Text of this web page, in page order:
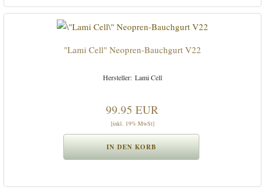
"Lami Cell" Neopren-Bauchgurt V22
Lami Cell
99.95 EUR
[inkl. 19% MwSt]